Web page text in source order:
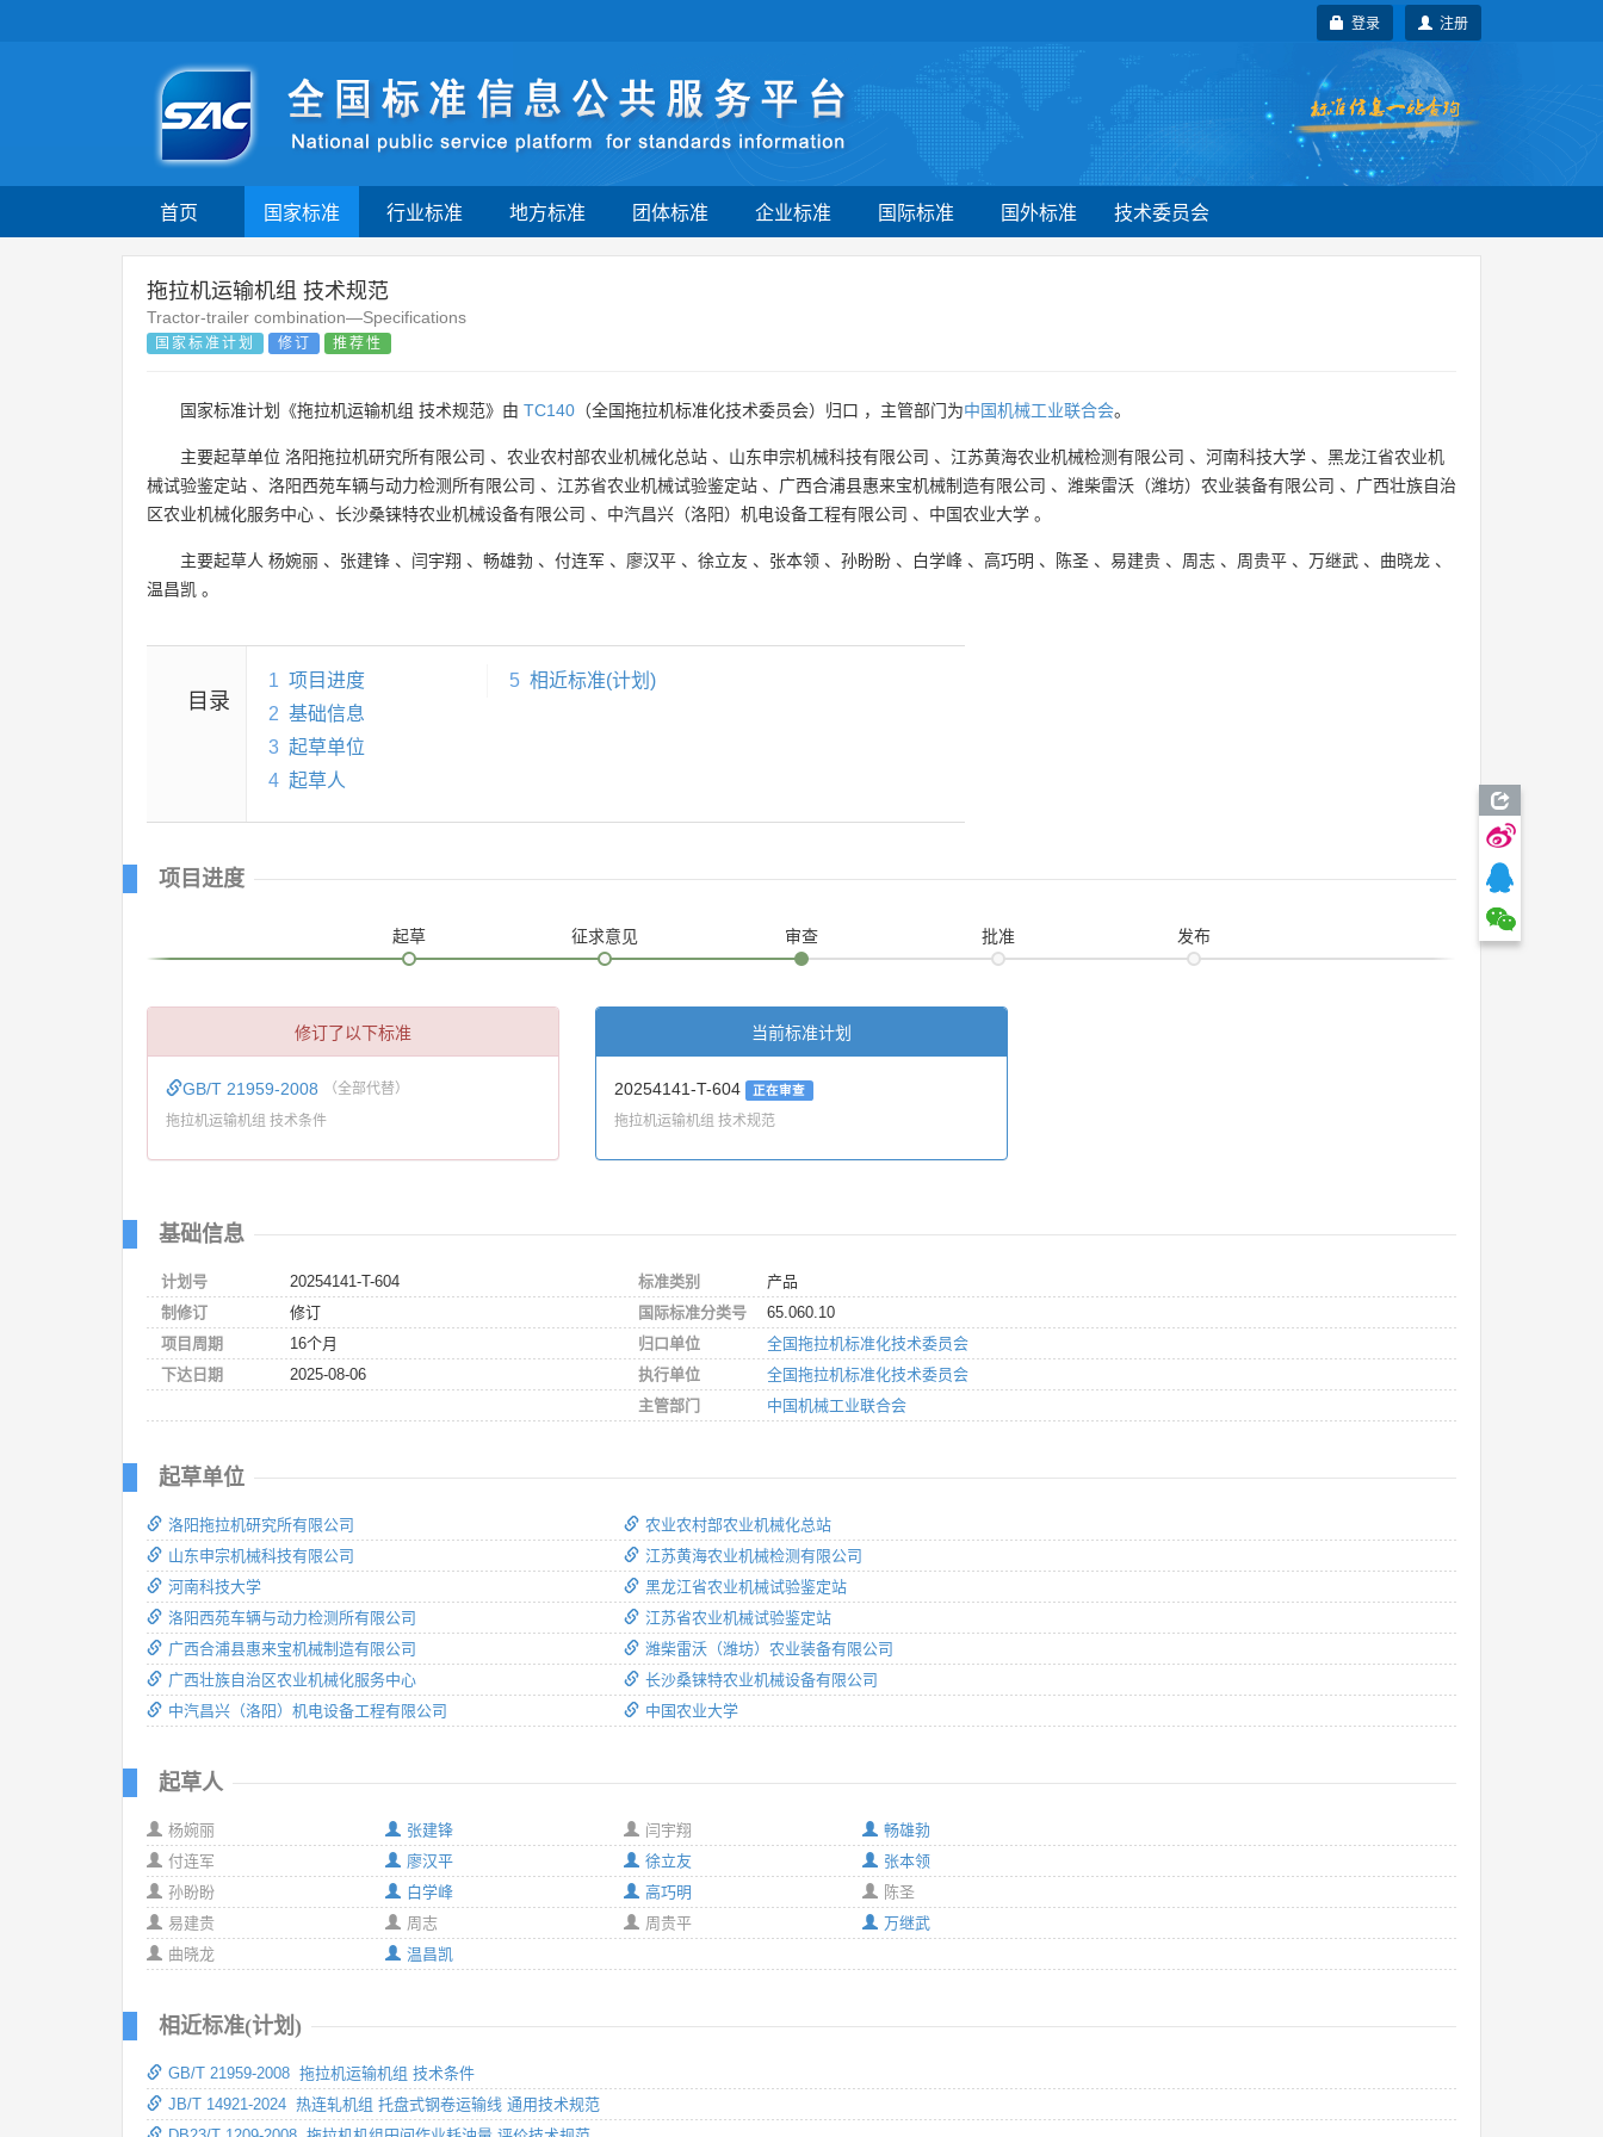
注册
登录
首页 国家标准 行业标准 地方标准 团体标准 企业标准 国际标准 国外标准 技术委员会
拖拉机运输机组 技术规范
Tractor-trailer combination—Specifications
国家标准计划 修订 推荐性
国家标准计划《拖拉机运输机组 技术规范》由 TC140 （全国拖拉机标准化技术委员会）归口 ，主管部门为中国机械工业联合会。
主要起草单位 洛阳拖拉机研究所有限公司 、 农业农村部农业机械化总站 、 山东申宗机械科技有限公司 、 江苏黄海农业机械检测有限公司 、 河南科技大学 、 黑龙江省农业机
械试验鉴定站 、 洛阳西苑车辆与动力检测所有限公司 、 江苏省农业机械试验鉴定站 、 广西合浦县惠来宝机械制造有限公司 、 潍柴雷沃（潍坊）农业装备有限公司 、 广西壮族自治
区农业机械化服务中心 、 长沙桑铼特农业机械设备有限公司 、 中汽昌兴（洛阳）机电设备工程有限公司 、 中国农业大学 。
主要起草人 杨婉丽 、 张建锋 、 闫宇翔 、 畅雄勃 、 付连军 、 廖汉平 、 徐立友 、 张本领 、 孙盼盼 、 白学峰 、 高巧明 、 陈圣 、 易建贵 、 周志 、 周贵平 、 万继武 、 曲晓龙 、
温昌凯 。
目录
1 项目进度
2 基础信息
3 起草单位
4 起草人
5 相近标准(计划)
项目进度
起草 征求意见 审查 批准 发布
修订了以下标准
GB/T 21959-2008 （全部代替）
拖拉机运输机组 技术条件
当前标准计划
20254141-T-604 正在审查
拖拉机运输机组 技术规范
基础信息
计划号
20254141-T-604
制修订
修订
项目周期
16个月
下达日期
2025-08-06
标准类别
产品
国际标准分类号
65.060.10
归口单位
全国拖拉机标准化技术委员会
执行单位
全国拖拉机标准化技术委员会
主管部门
中国机械工业联合会
起草单位
洛阳拖拉机研究所有限公司
山东申宗机械科技有限公司
河南科技大学
洛阳西苑车辆与动力检测所有限公司
广西合浦县惠来宝机械制造有限公司
广西壮族自治区农业机械化服务中心
中汽昌兴（洛阳）机电设备工程有限公司
农业农村部农业机械化总站
江苏黄海农业机械检测有限公司
黑龙江省农业机械试验鉴定站
江苏省农业机械试验鉴定站
潍柴雷沃（潍坊）农业装备有限公司
长沙桑铼特农业机械设备有限公司
中国农业大学
起草人
杨婉丽
张建锋
付连军
廖汉平
孙盼盼
白学峰
易建贵
周志
曲晓龙
温昌凯
闫宇翔
畅雄勃
徐立友
张本领
高巧明
陈圣
周贵平
万继武
相近标准(计划)
GB/T 21959-2008 拖拉机运输机组 技术条件
JB/T 14921-2024 热连轧机组 托盘式钢卷运输线 通用技术规范